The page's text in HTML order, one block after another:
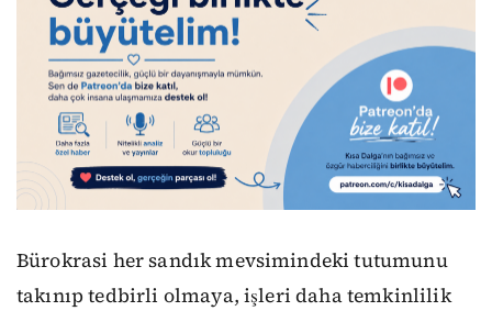
Bürokrasi her sandık mevsimindeki tutumunu
takınıp tedbirli olmaya, işleri daha temkinlilik